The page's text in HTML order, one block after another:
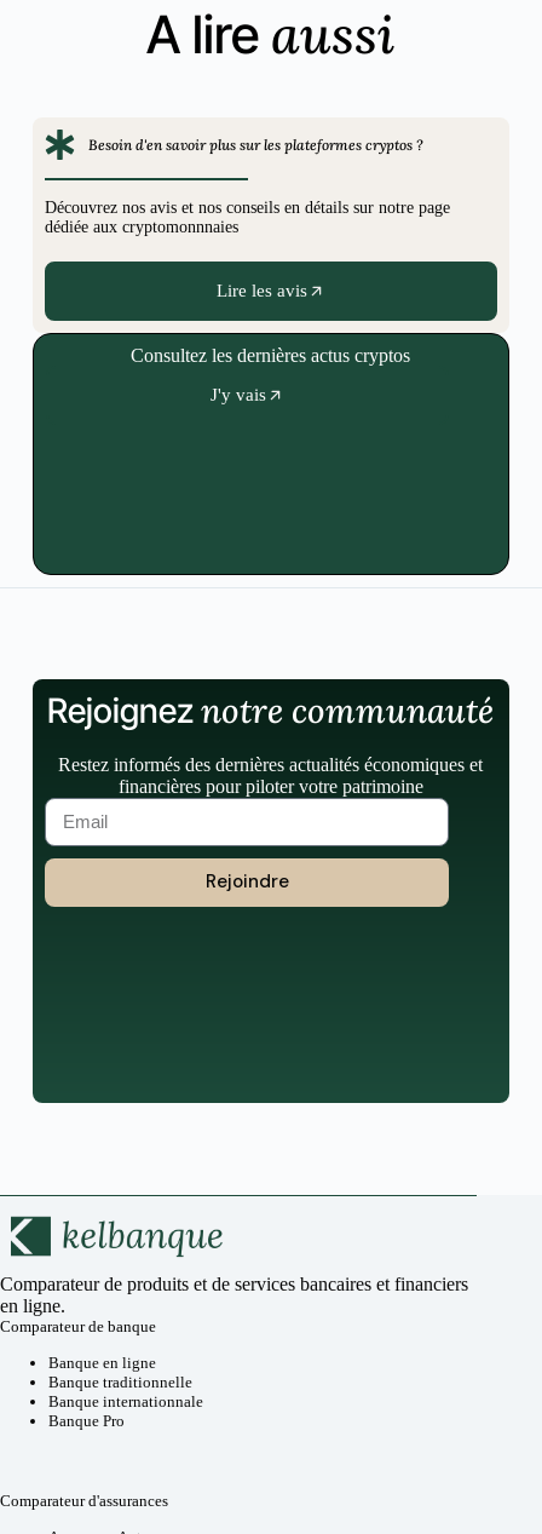
A lire aussi
Besoin d'en savoir plus sur les plateformes cryptos ?
Découvrez nos avis et nos conseils en détails sur notre page
dédiée aux cryptomonnnaies
Lire les avis
Consultez les dernières actus cryptos
J'y vais
Rejoigneznotre communauté
Restez informés des dernières actualités économiques et
financières pour piloter votre patrimoine
Rejoindre
Comparateur de produits et de services bancaires et financiers
en ligne.
Comparateur de banque
Banque en ligne
Banque traditionnelle
Banque internationnale
Banque Pro
Comparateur d'assurances